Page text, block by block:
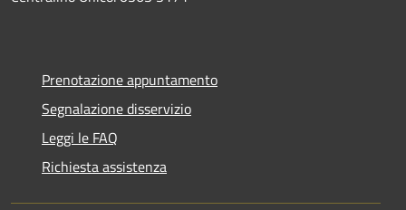
Prenotazione appuntamento
Segnalazione disservizio
Leggi le FAQ
Richiesta assistenza